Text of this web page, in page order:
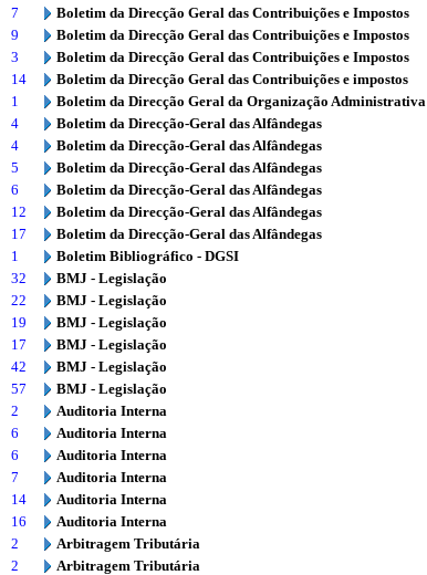
7
Boletim da Direcção Geral das Contribuições e Impostos
9
Boletim da Direcção Geral das Contribuições e Impostos
3
Boletim da Direcção Geral das Contribuições e Impostos
14
Boletim da Direcção Geral das Contribuições e impostos
1
Boletim da Direcção Geral da Organização Administrativa
4
Boletim da Direcção-Geral das Alfândegas
4
Boletim da Direcção-Geral das Alfândegas
5
Boletim da Direcção-Geral das Alfândegas
6
Boletim da Direcção-Geral das Alfândegas
12
Boletim da Direcção-Geral das Alfândegas
17
Boletim da Direcção-Geral das Alfândegas
1
Boletim Bibliográfico - DGSI
32
BMJ - Legislação
22
BMJ - Legislação
19
BMJ - Legislação
17
BMJ - Legislação
42
BMJ - Legislação
57
BMJ - Legislação
2
Auditoria Interna
6
Auditoria Interna
6
Auditoria Interna
7
Auditoria Interna
14
Auditoria Interna
16
Auditoria Interna
2
Arbitragem Tributária
2
Arbitragem Tributária